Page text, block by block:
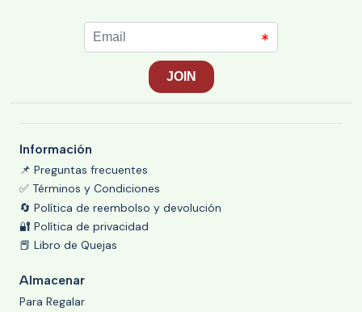
Información
📌 Preguntas frecuentes
✅ Términos y Condiciones
🔄 Política de reembolso y devolución
🔐 Política de privacidad
📕 Libro de Quejas
Almacenar
Para Regalar